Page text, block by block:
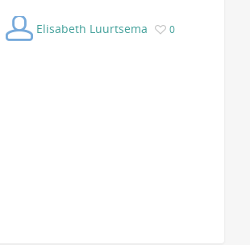
Elisabeth Luurtsema 0